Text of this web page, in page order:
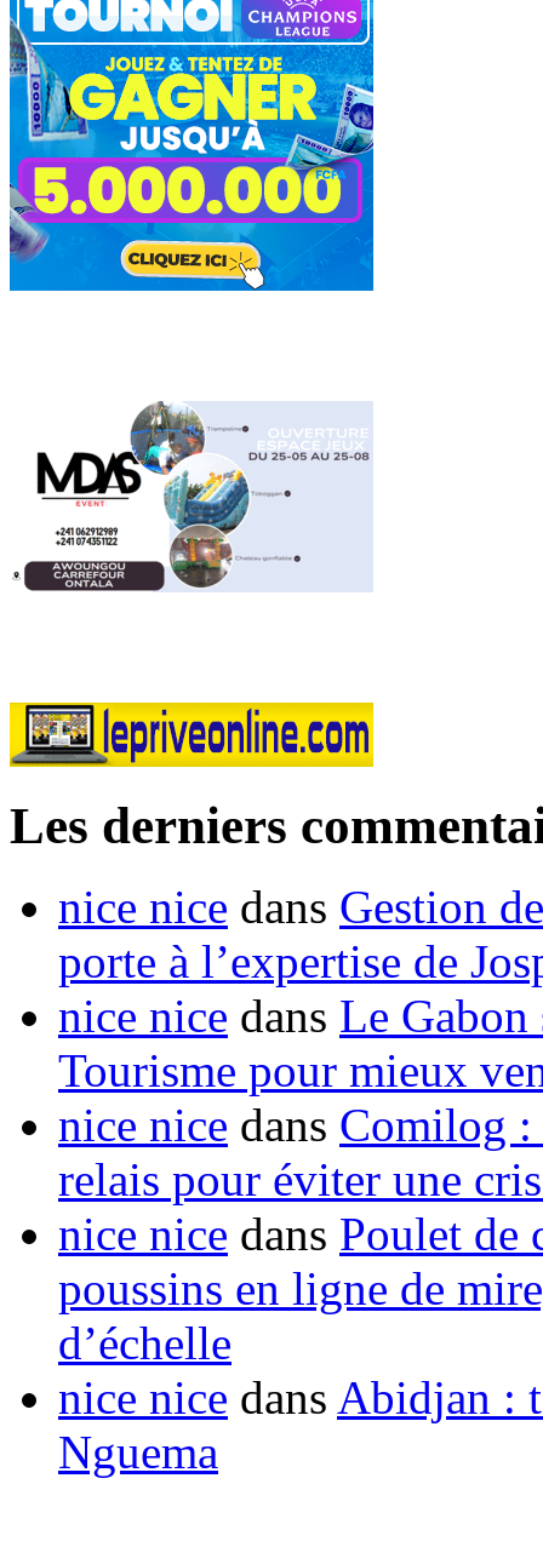
Les derniers
nice nice dans Gestion
porte à l’expertise de
nice nice dans Le Gabon
Tourisme pour mieux
nice nice dans Comilog :
relais pour éviter une
nice nice dans Poulet de
poussins en ligne de
d’échelle
nice nice dans Abidjan :
Nguema